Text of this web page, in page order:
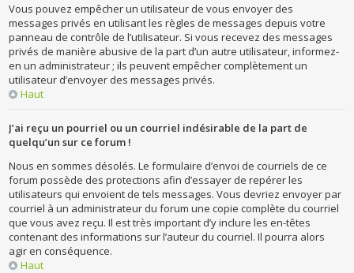
Vous pouvez empêcher un utilisateur de vous envoyer des
messages privés en utilisant les règles de messages depuis votre
panneau de contrôle de l’utilisateur. Si vous recevez des messages
privés de manière abusive de la part d’un autre utilisateur, informez-
en un administrateur ; ils peuvent empêcher complètement un
utilisateur d’envoyer des messages privés.
Haut
J’ai reçu un pourriel ou un courriel indésirable de la part de
quelqu’un sur ce forum !
Nous en sommes désolés. Le formulaire d’envoi de courriels de ce
forum possède des protections afin d’essayer de repérer les
utilisateurs qui envoient de tels messages. Vous devriez envoyer par
courriel à un administrateur du forum une copie complète du courriel
que vous avez reçu. Il est très important d’y inclure les en-têtes
contenant des informations sur l’auteur du courriel. Il pourra alors
agir en conséquence.
Haut